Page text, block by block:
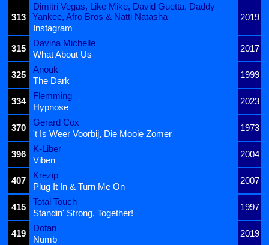
313
Dimitri Vegas, Like Mike, David Guetta, Daddy
Yankee, Afro Bros & Natti Natasha
2019
Instagram
315
Davina Michelle
2017
What About Us
325
Anouk
1999
The Dark
334
Flemming
2023
Hypnose
370
Gerard Cox
1973
't Is Weer Voorbij, Die Mooie Zomer
396
K-Liber
2004
Viben
407
Krezip
2007
Plug It In & Turn Me On
415
Total Touch
1997
Standin' Strong, Together!
419
Dotan
2019
Numb